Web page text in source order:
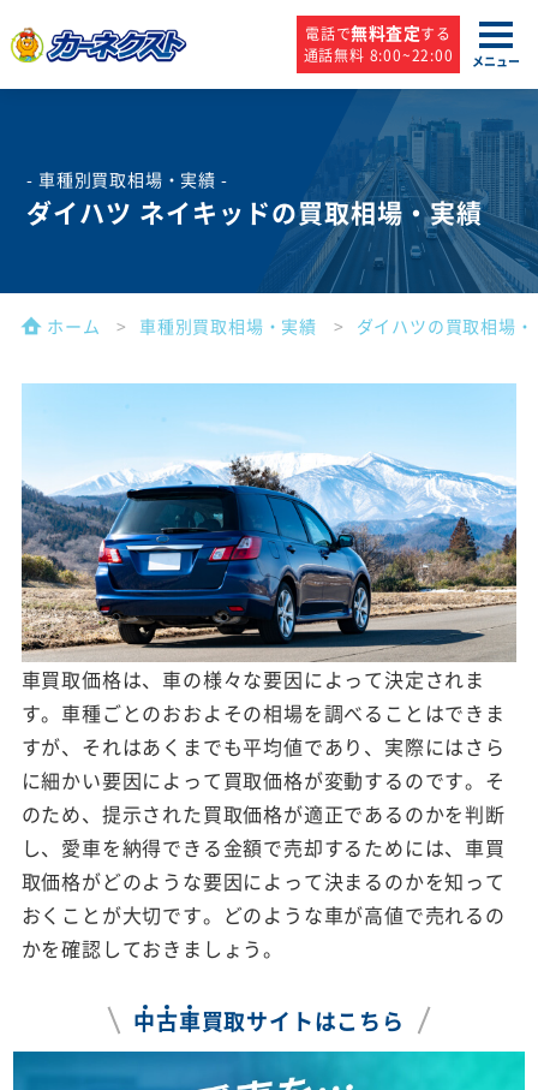
電話で無料査定する
通話無料 8:00~22:00
メニュー
- 車種別買取相場・実績 -
ダイハツ ネイキッドの買取相場・実績
ホーム 車種別買取相場・実績 ダイハツの買取相場
車買取価格は、車の様々な要因によって決定されま
す。車種ごとのおおよその相場を調べることはできま
すが、それはあくまでも平均値であり、実際にはさら
に細かい要因によって買取価格が変動するのです。そ
のため、提示された買取価格が適正であるのかを判断
し、愛車を納得できる金額で売却するためには、車買
取価格がどのような要因によって決まるのかを知って
おくことが大切です。どのような車が高値で売れるの
かを確認しておきましょう。
中古車買取サイトはこちら